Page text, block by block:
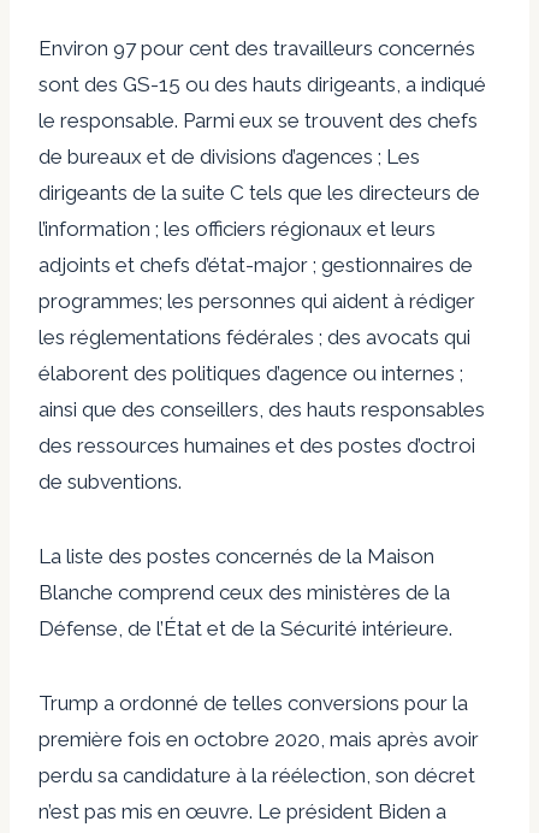
Environ 97 pour cent des travailleurs concernés
sont des GS-15 ou des hauts dirigeants, a indiqué
le responsable. Parmi eux se trouvent des chefs
de bureaux et de divisions d’agences ; Les
dirigeants de la suite C tels que les directeurs de
l’information ; les officiers régionaux et leurs
adjoints et chefs d’état-major ; gestionnaires de
programmes; les personnes qui aident à rédiger
les réglementations fédérales ; des avocats qui
élaborent des politiques d’agence ou internes ;
ainsi que des conseillers, des hauts responsables
des ressources humaines et des postes d’octroi
de subventions.
La liste des postes concernés de la Maison
Blanche comprend ceux des ministères de la
Défense, de l’État et de la Sécurité intérieure.
Trump a ordonné de telles conversions pour la
première fois en octobre 2020, mais après avoir
perdu sa candidature à la réélection, son décret
n’est pas mis en œuvre. Le président Biden a